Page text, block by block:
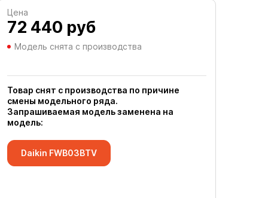
Цена
72 440 руб
Модель снята с производства
Товар снят с производства по причине
смены модельного ряда.
Запрашиваемая модель заменена на
модель:
Daikin FWB03BTV